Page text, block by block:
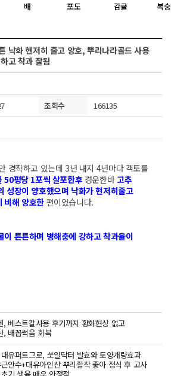
배 포도 감귤 복
낙화 현저히 줄고 양호, 뿌리나라골드 사용
고 착과 잘됨
조회수
166135
경작하고 있는데 3년 내지 4년마다 객토를
50평당 1포씩 살포한후 경운한바고추
성장이 양호했으며 낙화가 현저히줄고
비해 양호한편이었습니다.
이 튼튼하며 병해충에 강하고 착과율이
, 베스트칼사용 후기까지 황화현상 없고
, 배꼽썩음 회복
유퍼트그로, 쏘일닥터 발효와 토양개량효과
안수+대유아인산 뿌리활착 좋아 정식 후 고사